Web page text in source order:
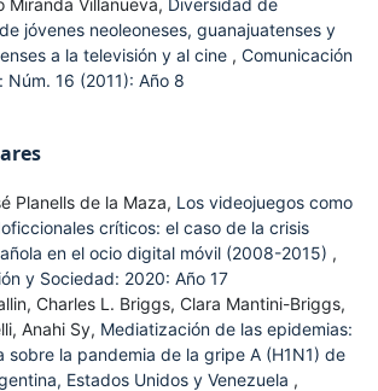
Miranda Villanueva, Diversidad de
jóvenes neoleoneses, guanajuatenses y
a la televisión y al cine , Comunicación
Núm. 16 (2011): Año 8
Planells de la Maza, Los videojuegos como
críticos: el caso de la crisis
en el ocio digital móvil (2008-2015) ,
y Sociedad: 2020: Año 17
Charles L. Briggs, Clara Mantini-Briggs,
Anahi Sy, Mediatización de las epidemias:
sobre la pandemia de la gripe A (H1N1) de
Estados Unidos y Venezuela ,